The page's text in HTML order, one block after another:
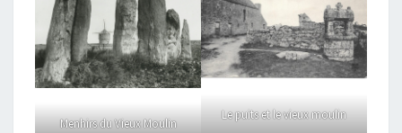
Menhirs du Vieux Moulin
Le puits et le vieux moulin